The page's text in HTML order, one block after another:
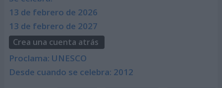
13 de febrero de 2026
13 de febrero de 2027
Crea una cuenta atrás
Proclama: UNESCO
Desde cuando se celebra: 2012